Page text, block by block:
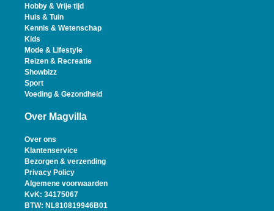
Hobby & Vrije tijd
Huis & Tuin
Kennis & Wetenschap
Kids
Mode & Lifestyle
Reizen & Recreatie
Showbizz
Sport
Voeding & Gezondheid
Over Magvilla
Over ons
Klantenservice
Bezorgen & verzending
Privacy Policy
Algemene voorwaarden
KvK: 34175067
BTW: NL810819946B01